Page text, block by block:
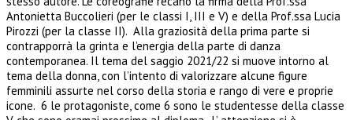
Antonietta Buccolieri (per le classi I, III e V) e della Prof.ssa Lucia
Pirozzi (per la classe II). Alla graziosità della prima parte si
contrapporrà la grinta e l’energia della parte di danza
contemporanea. Il tema del saggio 2021/22 si muove intorno al
tema della donna, con l’intento di valorizzare alcune figure
femminili assurte nel corso della storia e rango di vere e proprie
icone. 6 le protagoniste, come 6 sono le studentesse della classe